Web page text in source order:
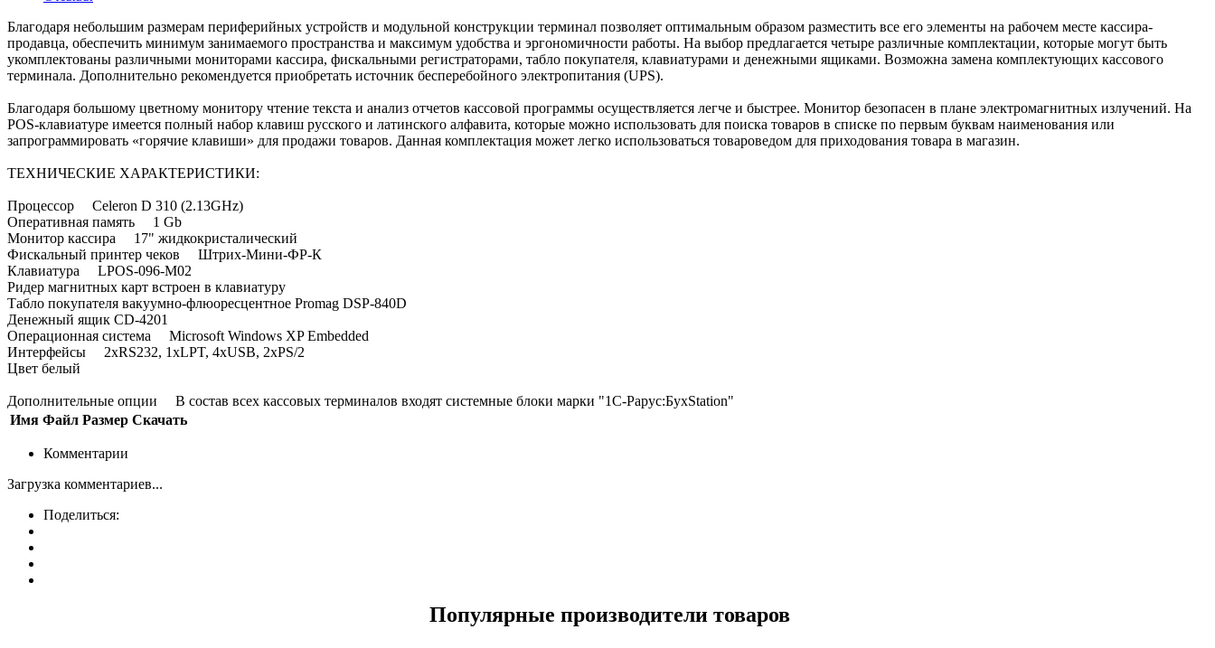
Благодаря небольшим размерам периферийных устройств и модульной конструкции терминал позволяет оптимальным образом разместить все его элементы на рабочем месте кассира-
продавца, обеспечить минимум занимаемого пространства и максимум удобства и эргономичности работы. На выбор предлагается четыре различные комплектации, которые могут быть
укомплектованы различными мониторами кассира, фискальными регистраторами, табло покупателя, клавиатурами и денежными ящиками. Возможна замена комплектующих кассового
терминала. Дополнительно рекомендуется приобретать источник бесперебойного электропитания (UPS).
Благодаря большому цветному монитору чтение текста и анализ отчетов кассовой программы осуществляется легче и быстрее. Монитор безопасен в плане электромагнитных излучений. На
POS-клавиатуре имеется полный набор клавиш русского и латинского алфавита, которые можно использовать для поиска товаров в списке по первым буквам наименования или
запрограммировать «горячие клавиши» для продажи товаров. Данная комплектация может легко использоваться товароведом для приходования товара в магазин.
ТЕХНИЧЕСКИЕ ХАРАКТЕРИСТИКИ:
Процессор Celeron D 310 (2.13GHz)
Оперативная память 1 Gb
Монитор кассира 17" жидкокристалический
Фискальный принтер чеков Штрих-Мини-ФР-К
Клавиатура LPOS-096-M02
Ридер магнитных карт встроен в клавиатуру
Табло покупателя вакуумно-флюоресцентное Promag DSP-840D
Денежный ящик CD-4201
Операционная система Microsoft Windows XP Embedded
Интерфейсы 2хRS232, 1xLPT, 4xUSB, 2xPS/2
Цвет белый
Дополнительные опции В состав всех кассовых терминалов входят системные блоки марки "1С-Рарус:БухStation"
Имя Файл Размер Скачать
Комментарии
Загрузка комментариев...
Поделиться:
Популярные производители товаров